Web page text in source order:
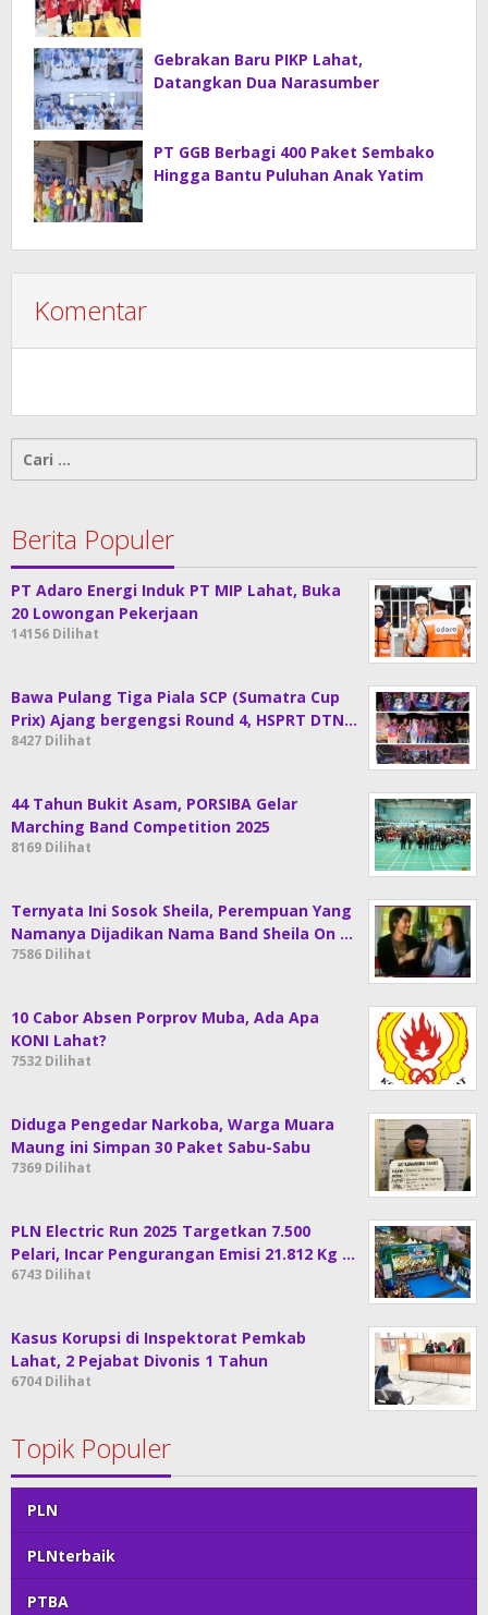
Gebrakan Baru PIKP Lahat,
Datangkan Dua Narasumber
PT GGB Berbagi 400 Paket Sembako
Hingga Bantu Puluhan Anak Yatim
Komentar
untuk:
Berita Populer
PT Adaro Energi Induk PT MIP Lahat, Buka
20 Lowongan Pekerjaan
14156 Dilihat
Bawa Pulang Tiga Piala SCP (Sumatra Cup
Prix) Ajang bergengsi Round 4, HSPRT DTN…
8427 Dilihat
44 Tahun Bukit Asam, PORSIBA Gelar
Marching Band Competition 2025
8169 Dilihat
Ternyata Ini Sosok Sheila, Perempuan Yang
Namanya Dijadikan Nama Band Sheila On …
7586 Dilihat
10 Cabor Absen Porprov Muba, Ada Apa
KONI Lahat?
7532 Dilihat
Diduga Pengedar Narkoba, Warga Muara
Maung ini Simpan 30 Paket Sabu-Sabu
7369 Dilihat
PLN Electric Run 2025 Targetkan 7.500
Pelari, Incar Pengurangan Emisi 21.812 Kg …
6743 Dilihat
Kasus Korupsi di Inspektorat Pemkab
Lahat, 2 Pejabat Divonis 1 Tahun
6704 Dilihat
Topik Populer
PLN
PLNterbaik
PTBA